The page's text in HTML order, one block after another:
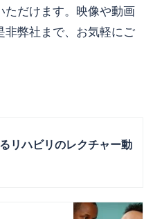
だけます。映像や動画
弊社まで、お気軽にご
リハビリのレクチャー動